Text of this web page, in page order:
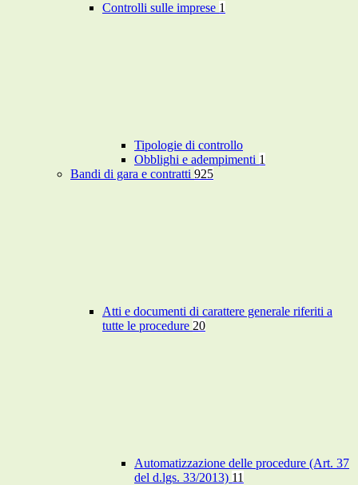
Controlli sulle imprese 1
Tipologie di controllo
Obblighi e adempimenti 1
Bandi di gara e contratti 925
Atti e documenti di carattere generale riferiti a
tutte le procedure 20
Automatizzazione delle procedure (Art. 37
del d.lgs. 33/2013) 11